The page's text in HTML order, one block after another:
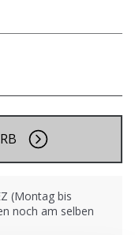
(Montag bis
noch am selben